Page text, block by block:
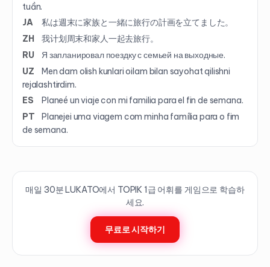
tuần.
JA
私は週末に家族と一緒に旅行の計画を立てました。
ZH
我计划周末和家人一起去旅行。
RU
Я запланировал поездку с семьей на выходные.
UZ
Men dam olish kunlari oilam bilan sayohat qilishni
rejalashtirdim.
ES
Planeé un viaje con mi familia para el fin de semana.
PT
Planejei uma viagem com minha família para o fim
de semana.
매일 30분 LUKATO에서 TOPIK 1급 어휘를 게임으로 학습하
세요.
무료로 시작하기